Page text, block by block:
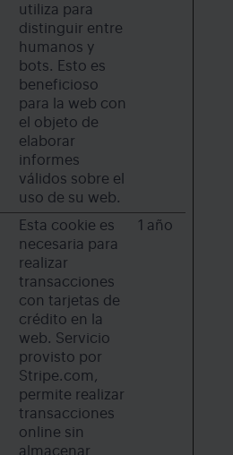
utiliza para
distinguir entre
humanos y
bots. Esto es
beneficioso
para la web con
el objeto de
elaborar
informes
válidos sobre el
uso de su web.
Esta cookie es
necesaria para
realizar
transacciones
con tarjetas de
crédito en la
web. Servicio
provisto por
Stripe.com,
permite realizar
transacciones
online sin
almacenar
1 año